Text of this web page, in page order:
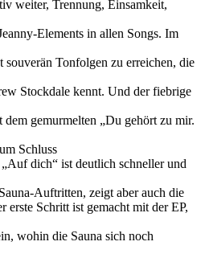
weiter, Trennung, Einsamkeit,
Elements in allen Songs. Im
souverän Tonfolgen zu erreichen, die
Stockdale kennt. Und der fiebrige
gemurmelten „Du gehört zu mir.
Schluss
dich“ ist deutlich schneller und
Auftritten, zeigt aber auch die
Schritt ist gemacht mit der EP,
wohin die Sauna sich noch